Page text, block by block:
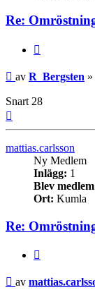
Re:
Inlägg
av R_Bergsten »
Snart 28
mattias.carlsson
Ny Medlem
Inlägg: 1
Blev
Ort: Kumla
Re:
Inlägg
av